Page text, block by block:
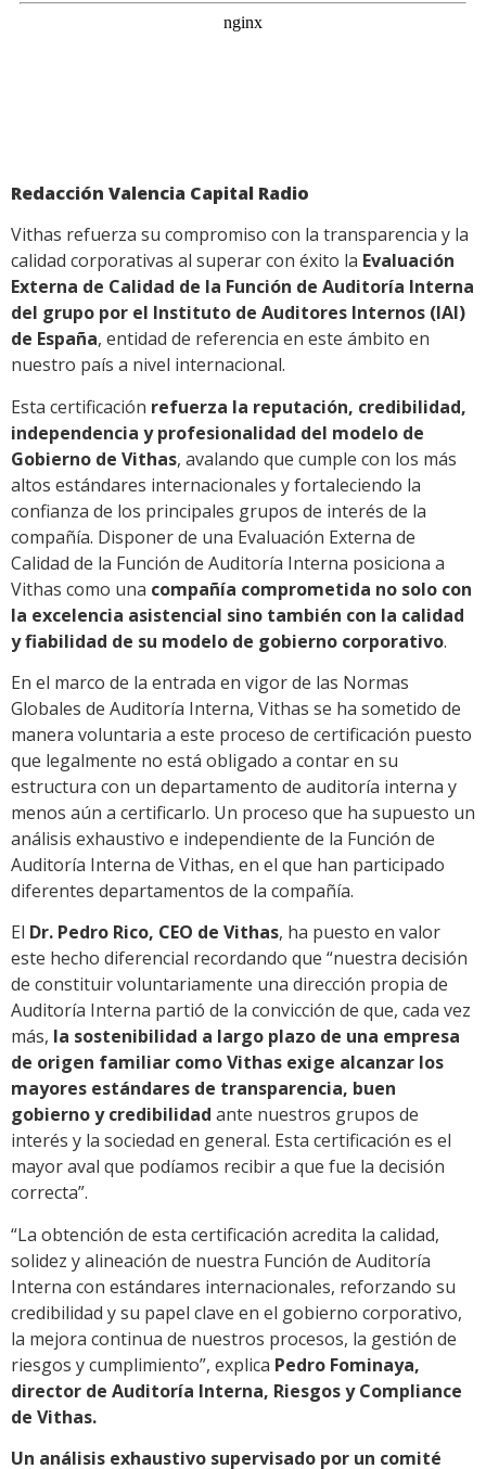
Redacción Valencia Capital Radio
Vithas refuerza su compromiso con la transparencia y la
calidad corporativas al superar con éxito la Evaluación
Externa de Calidad de la Función de Auditoría Interna
del grupo por el Instituto de Auditores Internos (IAI)
de España, entidad de referencia en este ámbito en
nuestro país a nivel internacional.
Esta certificación refuerza la reputación, credibilidad,
independencia y profesionalidad del modelo de
Gobierno de Vithas, avalando que cumple con los más
altos estándares internacionales y fortaleciendo la
confianza de los principales grupos de interés de la
compañía. Disponer de una Evaluación Externa de
Calidad de la Función de Auditoría Interna posiciona a
Vithas como una compañía comprometida no solo con
la excelencia asistencial sino también con la calidad
y fiabilidad de su modelo de gobierno corporativo.
En el marco de la entrada en vigor de las Normas
Globales de Auditoría Interna, Vithas se ha sometido de
manera voluntaria a este proceso de certificación puesto
que legalmente no está obligado a contar en su
estructura con un departamento de auditoría interna y
menos aún a certificarlo. Un proceso que ha supuesto un
análisis exhaustivo e independiente de la Función de
Auditoría Interna de Vithas, en el que han participado
diferentes departamentos de la compañía.
El Dr. Pedro Rico, CEO de Vithas, ha puesto en valor
este hecho diferencial recordando que “nuestra decisión
de constituir voluntariamente una dirección propia de
Auditoría Interna partió de la convicción de que, cada vez
más, la sostenibilidad a largo plazo de una empresa
de origen familiar como Vithas exige alcanzar los
mayores estándares de transparencia, buen
gobierno y credibilidad ante nuestros grupos de
interés y la sociedad en general. Esta certificación es el
mayor aval que podíamos recibir a que fue la decisión
correcta”.
“La obtención de esta certificación acredita la calidad,
solidez y alineación de nuestra Función de Auditoría
Interna con estándares internacionales, reforzando su
credibilidad y su papel clave en el gobierno corporativo,
la mejora continua de nuestros procesos, la gestión de
riesgos y cumplimiento”, explica Pedro Fominaya,
director de Auditoría Interna, Riesgos y Compliance
de Vithas.
Un análisis exhaustivo supervisado por un comité